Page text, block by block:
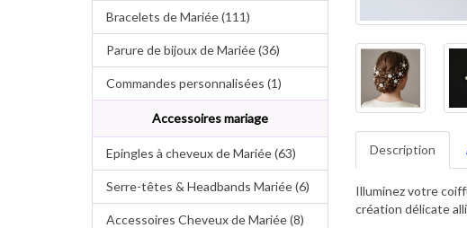
Bracelets de Mariée (111)
Parure de bijoux de Mariée (36)
Commandes personnalisées (1)
Accessoires mariage
Epingles à cheveux de Mariée (63)
Serre-têtes & Headbands Mariée (6)
Accessoires Cheveux de Mariée (8)
Description
Illuminez votre
création délicate